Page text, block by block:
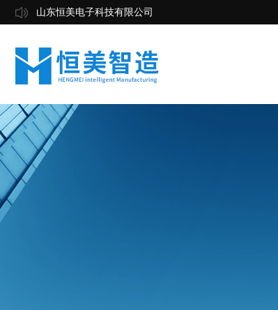
山东恒美电子科技有限公司